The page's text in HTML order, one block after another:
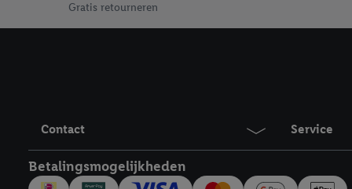
Gratis retourneren
Contact Service
Betalingsmogelijkheden
Door te klikken op
inclusief over de